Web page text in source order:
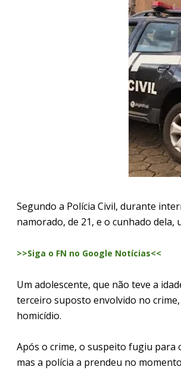
Segundo a Polícia Civil, durante
namorado, de 21, e o cunhado dela,
>>Siga o FN no Google Notícias<<
Um adolescente, que não teve a
terceiro suposto envolvido no
homicídio.
Após o crime, o suspeito fugiu para
mas a polícia a prendeu no